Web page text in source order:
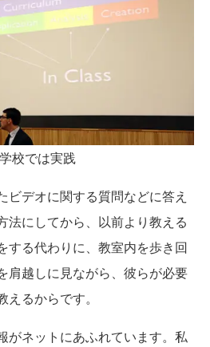
校では実践
デオに関する質問などに答え
法にしてから、以前より教える
する代わりに、教室内を歩き回
肩越しに見ながら、彼らが必要
るからです。
がネットにあふれています。私